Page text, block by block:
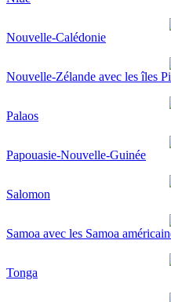
Nouvelle-Calédonie
Nouvelle-Zélande avec les îles
Palaos
Papouasie-Nouvelle-Guinée
Salomon
Samoa avec les Samoa
Tonga